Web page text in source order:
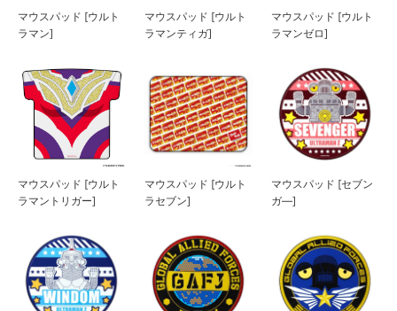
マウスパッド [ウルト
ラマン]
マウスパッド [ウルト
ラマンティガ]
マウスパッド [ウルト
ラマンゼロ]
マウスパッド [ウルト
ラマントリガー]
マウスパッド [ウルト
ラセブン]
マウスパッド [セブン
ガ―]